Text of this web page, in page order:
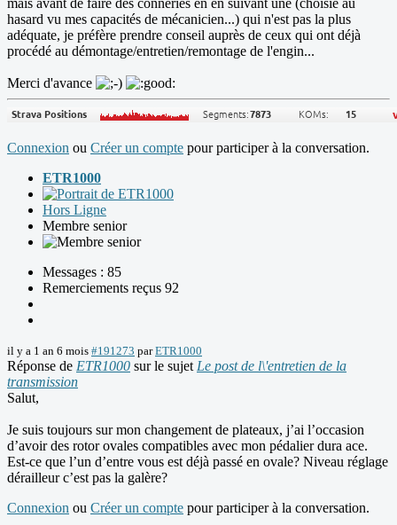
mais avant de faire des conneries en en suivant une (choisie au
hasard vu mes capacités de mécanicien...) qui n'est pas la plus
adéquate, je préfère prendre conseil auprès de ceux qui ont déjà
procédé au démontage/entretien/remontage de l'engin...
Merci d'avance
Connexion ou Créer un compte pour participer à la conversation.
ETR1000
Hors Ligne
Membre senior
Messages : 85
Remerciements reçus 92
il y a 1 an 6 mois #191273 parETR1000
Réponse de ETR1000 sur le sujet Le post de l\'entretien de la
transmission
Salut,
Je suis toujours sur mon changement de plateaux, j’ai l’occasion
d’avoir des rotor ovales compatibles avec mon pédalier dura ace.
Est-ce que l’un d’entre vous est déjà passé en ovale? Niveau réglage
dérailleur c’est pas la galère?
Connexion ou Créer un compte pour participer à la conversation.